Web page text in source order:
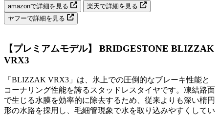
amazonで詳細を見る
楽天で詳細を見る
ヤフーで詳細を見る
【プレミアムモデル】 BRIDGESTONE BLIZZAK
VRX3
「BLIZZAK VRX3」は、氷上での圧倒的なブレーキ性能と
コーナリング性能を誇るスタッドレスタイヤです。凍結路面
で生じる水膜を効率的に除去するため、従来よりも深い楕円
形の水路を採用し、毛細管現象で水を取り込みやすくしてい